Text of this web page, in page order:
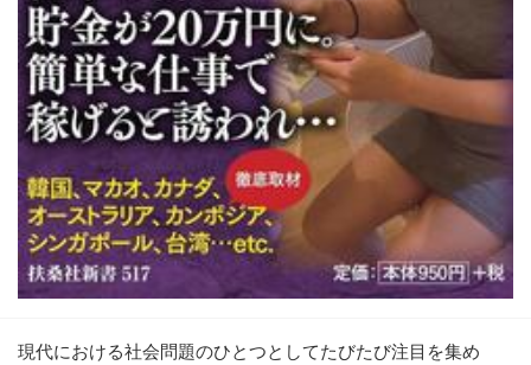
現代における社会問題のひとつとしてたびたび注目を集め